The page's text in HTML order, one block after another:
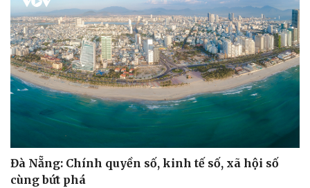
Thể thao
Bóng đá
Lịch thi đấu bóng đá
Thế giới thể thao
eSports
Hậu trường
Ô tô - Xe máy
Ô tô
Xe máy
Tư vấn
Đà Nẵng: Chính quyền số, kinh tế số, xã hội số
cùng bứt phá